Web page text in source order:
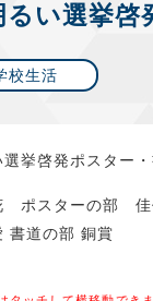
るい選挙啓
校生活
挙啓発ポスター
スターの部 佳
道の部 銅賞